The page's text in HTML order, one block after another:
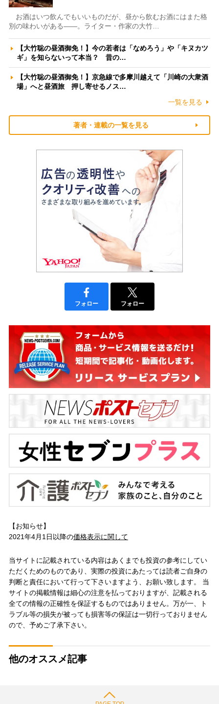
お酒はいつ飲んでもいいものだが、昼から飲むお酒にはまた格
別の味わいがある――。ライター・作家の大竹…
【大竹聡の昼酒御免！】今の若者は「なめろう」や「キヌカツ
ギ」を知らないって本当？ 昔の…
【大竹聡の昼酒御免！】京急線で多摩川越えて「川崎の大衆酒
場」へと昼酒旅 押し寄せるノス…
一覧を見る
著者・連載の一覧を見る
フォロー フォロー
【お知らせ】
2021年4月1日以降の価格表示に関して
当サイトに記載されている内容はあくまでも投資の参考にしてい
ただくためのものであり、実際の投資にあたっては読者ご自身の
判断と責任において行って下さいますよう、お願い致します。 当
サイトの掲載情報は細心の注意を払っておりますが、記載される
全ての情報の正確性を保証するものではありません。万が一、ト
ラブル等の損失が被っても損害等の保証は一切行っておりません
ので、予めご了承下さい。
他のオススメ記事